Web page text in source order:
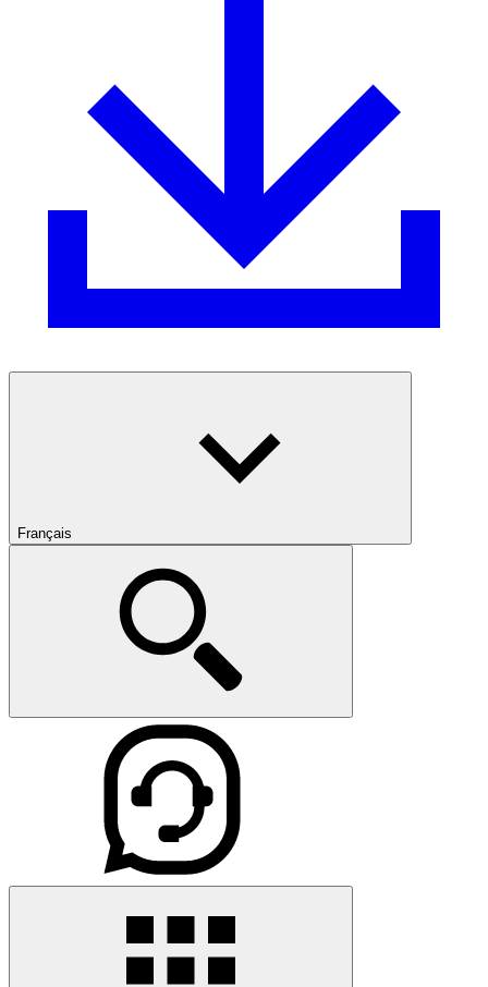
Français